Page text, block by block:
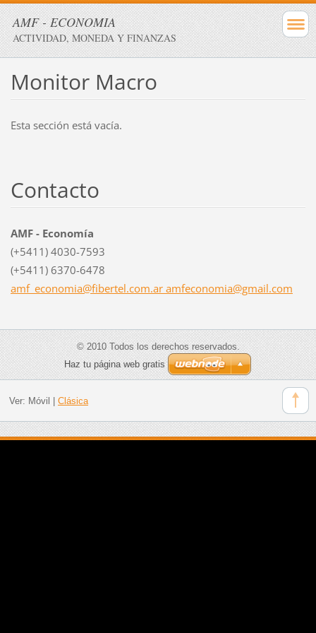
AMF - ECONOMIA
ACTIVIDAD, MONEDA Y FINANZAS
Monitor Macro
Esta sección está vacía.
Contacto
AMF - Economía
(+5411) 4030-7593
(+5411) 6370-6478
amf_economia@fibertel.com.ar amfeconomia@gmail.com
© 2010 Todos los derechos reservados.
Haz tu página web gratis
Ver: Móvil Clásica